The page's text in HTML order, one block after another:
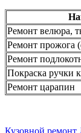
Ремонт велюра,
Ремонт прожога
Ремонт
Покраска ручки
Ремонт царапин